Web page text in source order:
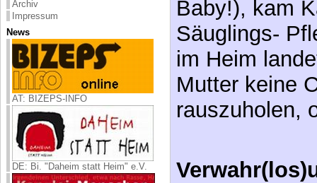
Archiv
Impressum
News
AT: BIZEPS-INFO
DE: Bi. "Daheim statt Heim" e.V.
Säuglings-
im Heim
Mutter keine
rauszuholen,